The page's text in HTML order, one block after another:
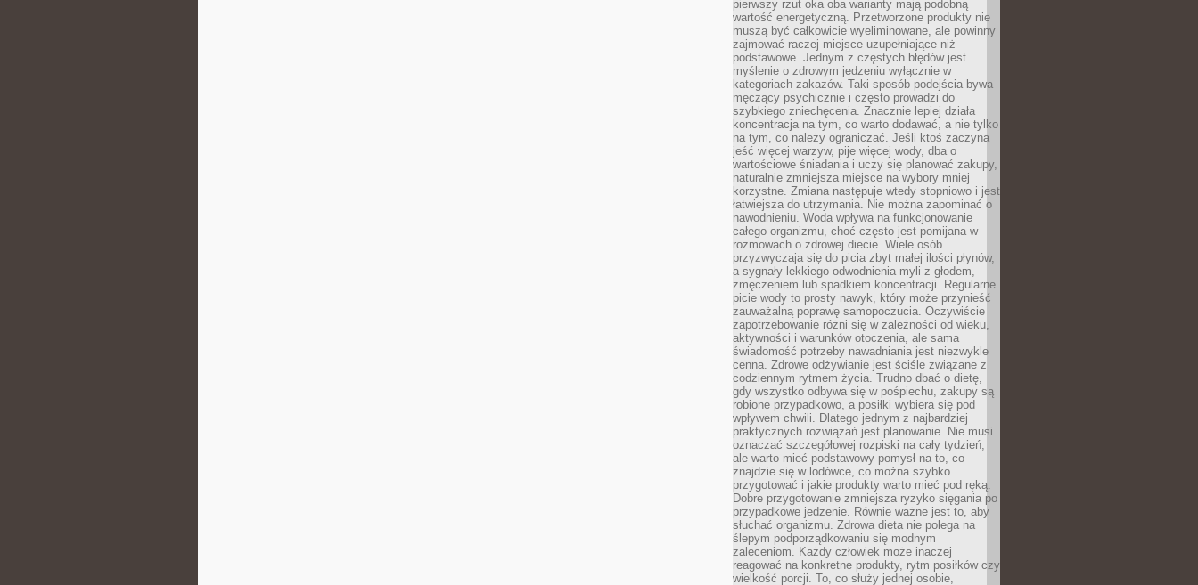
pierwszy rzut oka oba warianty mają podobną
wartość energetyczną. Przetworzone produkty nie
muszą być całkowicie wyeliminowane, ale powinny
zajmować raczej miejsce uzupełniające niż
podstawowe. Jednym z częstych błędów jest
myślenie o zdrowym jedzeniu wyłącznie w
kategoriach zakazów. Taki sposób podejścia bywa
męczący psychicznie i często prowadzi do
szybkiego zniechęcenia. Znacznie lepiej działa
koncentracja na tym, co warto dodawać, a nie tylko
na tym, co należy ograniczać. Jeśli ktoś zaczyna
jeść więcej warzyw, pije więcej wody, dba o
wartościowe śniadania i uczy się planować zakupy,
naturalnie zmniejsza miejsce na wybory mniej
korzystne. Zmiana następuje wtedy stopniowo i jest
łatwiejsza do utrzymania. Nie można zapominać o
nawodnieniu. Woda wpływa na funkcjonowanie
całego organizmu, choć często jest pomijana w
rozmowach o zdrowej diecie. Wiele osób
przyzwyczaja się do picia zbyt małej ilości płynów,
a sygnały lekkiego odwodnienia myli z głodem,
zmęczeniem lub spadkiem koncentracji. Regularne
picie wody to prosty nawyk, który może przynieść
zauważalną poprawę samopoczucia. Oczywiście
zapotrzebowanie różni się w zależności od wieku,
aktywności i warunków otoczenia, ale sama
świadomość potrzeby nawadniania jest niezwykle
cenna. Zdrowe odżywianie jest ściśle związane z
codziennym rytmem życia. Trudno dbać o dietę,
gdy wszystko odbywa się w pośpiechu, zakupy są
robione przypadkowo, a posiłki wybiera się pod
wpływem chwili. Dlatego jednym z najbardziej
praktycznych rozwiązań jest planowanie. Nie musi
oznaczać szczegółowej rozpiski na cały tydzień,
ale warto mieć podstawowy pomysł na to, co
znajdzie się w lodówce, co można szybko
przygotować i jakie produkty warto mieć pod ręką.
Dobre przygotowanie zmniejsza ryzyko sięgania po
przypadkowe jedzenie. Równie ważne jest to, aby
słuchać organizmu. Zdrowa dieta nie polega na
ślepym podporządkowaniu się modnym
zaleceniom. Każdy człowiek może inaczej
reagować na konkretne produkty, rytm posiłków czy
wielkość porcji. To, co służy jednej osobie,